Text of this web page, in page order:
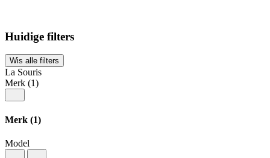
Huidige filters
Wis alle filters
La Souris
Merk (1)
Merk (1)
Model